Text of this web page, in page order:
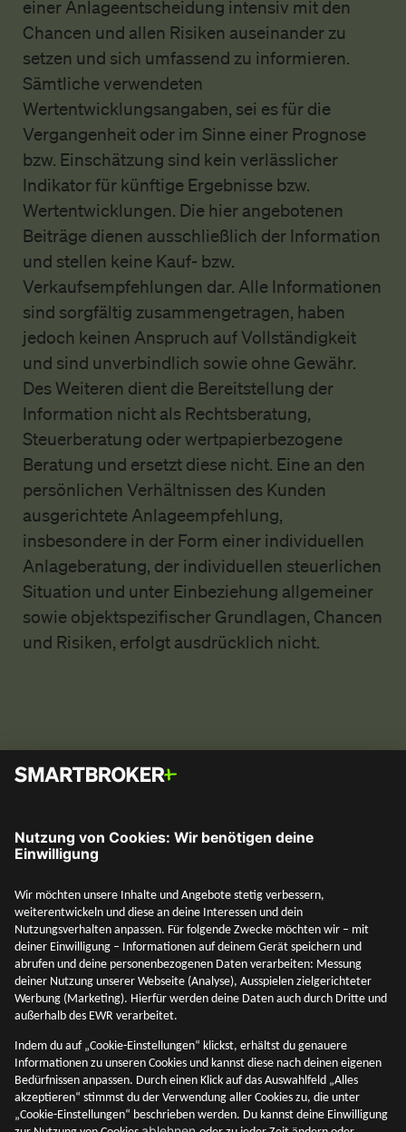
einer Anlageentscheidung intensiv mit den
Chancen und allen Risiken auseinander zu
setzen und sich umfassend zu informieren.
Sämtliche verwendeten
Wertentwicklungsangaben, sei es für die
Vergangenheit oder im Sinne einer Prognose
bzw. Einschätzung sind kein verlässlicher
Indikator für künftige Ergebnisse bzw.
Wertentwicklungen. Die hier angebotenen
Beiträge dienen ausschließlich der Information
und stellen keine Kauf- bzw.
Verkaufsempfehlungen dar. Alle Informationen
sind sorgfältig zusammengetragen, haben
jedoch keinen Anspruch auf Vollständigkeit
und sind unverbindlich sowie ohne Gewähr.
Des Weiteren dient die Bereitstellung der
Information nicht als Rechtsberatung,
Steuerberatung oder wertpapierbezogene
Beratung und ersetzt diese nicht. Eine an den
persönlichen Verhältnissen des Kunden
ausgerichtete Anlageempfehlung,
insbesondere in der Form einer individuellen
Anlageberatung, der individuellen steuerlichen
Situation und unter Einbeziehung allgemeiner
sowie objektspezifischer Grundlagen, Chancen
und Risiken, erfolgt ausdrücklich nicht.
Mehr entdecken
Adresse & Kontakt